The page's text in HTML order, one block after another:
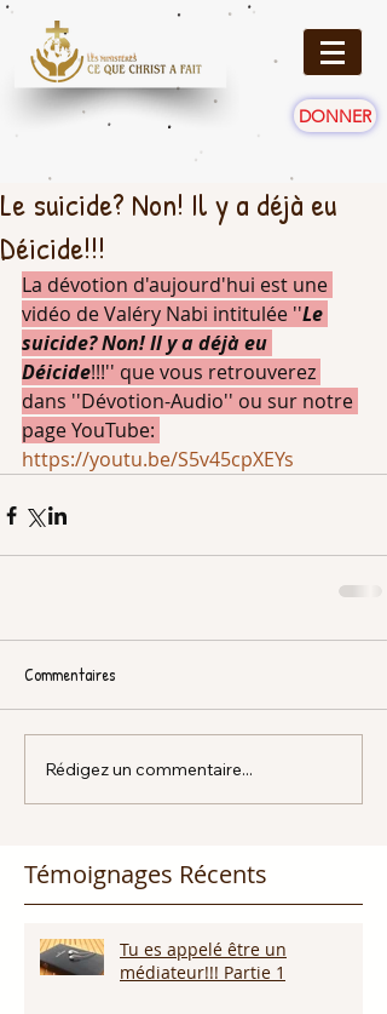
DONNER
Le suicide? Non! Il y a déjà eu
Déicide!!!
La dévotion d'aujourd'hui est une
vidéo de Valéry Nabi intitulée ''Le
suicide? Non! Il y a déjà eu
Déicide!!!'' que vous retrouverez
dans ''Dévotion-Audio'' ou sur notre
page YouTube:
https://youtu.be/S5v45cpXEYs
Commentaires
Rédigez un commentaire...
Témoignages Récents
Tu es appelé être un
médiateur!!! Partie 1